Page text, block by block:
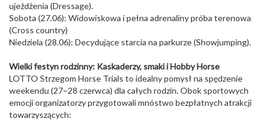
ujeżdżenia (Dressage).
Sobota (27.06): Widowiskowa i pełna adrenaliny próba terenowa
(Cross country)
Niedziela (28.06): Decydujące starcia na parkurze (Showjumping).
Wielki festyn rodzinny: Kaskaderzy, smaki i Hobby Horse
LOTTO Strzegom Horse Trials to idealny pomysł na spędzenie
weekendu (27–28 czerwca) dla całych rodzin. Obok sportowych
emocji organizatorzy przygotowali mnóstwo bezpłatnych atrakcji
towarzyszących: